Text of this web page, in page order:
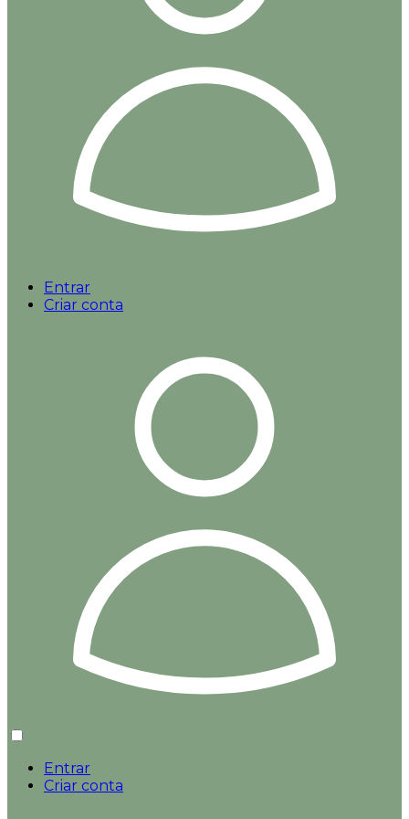
Entrar
Criar conta
Entrar
Criar conta